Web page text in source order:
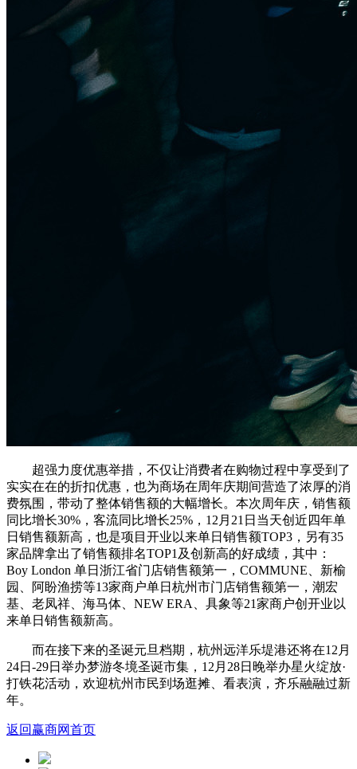
超强力度优惠举措，不仅让消费者在购物过程中享受到了
实实在在的折扣优惠，也为商场在周年庆期间营造了浓厚的消
费氛围，带动了整体销售额的大幅增长。本次周年庆，销售额
同比增长30%，客流同比增长25%，12月21日当天创近四年单
日销售额新高，也是项目开业以来单日销售额TOP3，另有35
家品牌拿出了销售额排名TOP1及创新高的好成绩，其中：
Boy London 单日浙江省门店销售额第一，COMMUNE、新榆
园、阿盼渔捞等13家商户单日杭州市门店销售额第一，潮宏
基、老凤祥、海马体、NEW ERA、具象等21家商户创开业以
来单日销售额新高。
而在接下来的圣诞元旦档期，杭州远洋乐堤港还将在12月
24日-29日举办梦游冬境圣诞市集，12月28日晚举办星火绽放·
打铁花活动，欢迎杭州市民到场逛摊、看表演，齐乐融融过新
年。
返回赢商网首页